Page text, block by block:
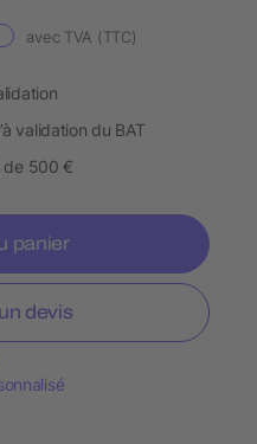
avec TVA (TTC)
validation du BAT
de 500 €
panier
devis